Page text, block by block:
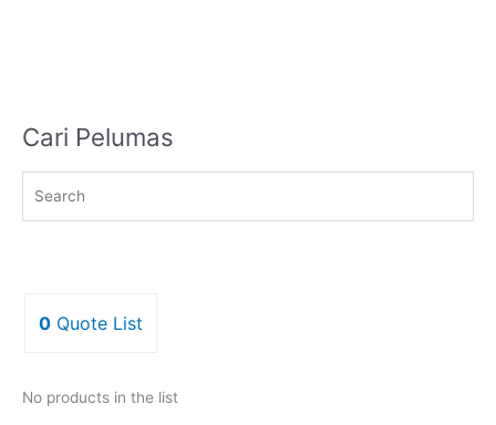
Cari Pelumas
0 Quote List
No products in the list